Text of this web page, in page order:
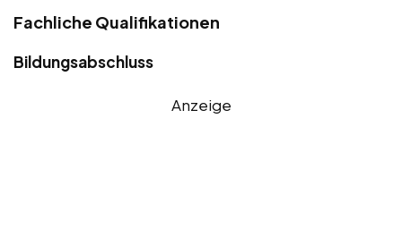
Fachliche Qualifikationen
Bildungsabschluss
Anzeige